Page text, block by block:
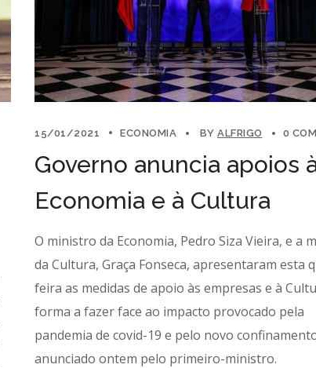
15/01/2021 ECONOMIA BY ALFRIGO 0
Governo anuncia apoios
Economia e à Cultura
O ministro da Economia, Pedro Siza Vieira, e a
da Cultura, Graça Fonseca, apresentaram esta
feira as medidas de apoio às empresas e à
forma a fazer face ao impacto provocado pela
pandemia de covid-19 e pelo novo
anunciado ontem pelo primeiro-ministro.